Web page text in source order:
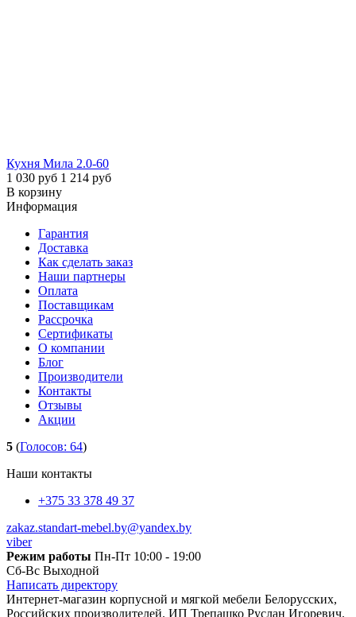
Кухня Мила 2.0-60
1 030 руб 1 214 руб
В корзину
Информация
Гарантия
Доставка
Как сделать заказ
Наши партнеры
Оплата
Поставщикам
Рассрочка
Сертификаты
О компании
Блог
Производители
Контакты
Отзывы
Акции
5 (Голосов: 64)
Наши контакты
+375 33 378 49 37
zakaz.standart-mebel.by@yandex.by
viber
Режим работы Пн-Пт 10:00 - 19:00
Сб-Вс Выходной
Написать директору
Интернет-магазин корпусной и мягкой мебели Белорусских,
Российских производителей. ИП Трепашко Руслан Игоревич.